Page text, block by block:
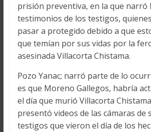
prisión preventiva, en la que narró
testimonios de los testigos,
pasar a protegido debido a que
que temían por sus vidas por la
asesinada Villacorta Chistama.
Pozo Yanac; narró parte de lo
es que Moreno Gallegos, habría
el día que murió Villacorta
presentó videos de las cámaras de
testigos que vieron el día de los